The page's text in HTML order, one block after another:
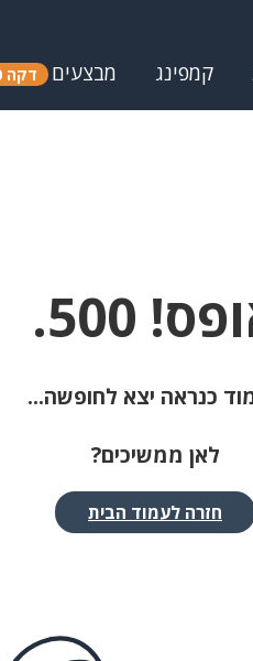
קמפינג מבצעים דקה 90
500.
כנראה יצא לחופשה...
לאן ממשיכים?
חזרה לעמוד הבית